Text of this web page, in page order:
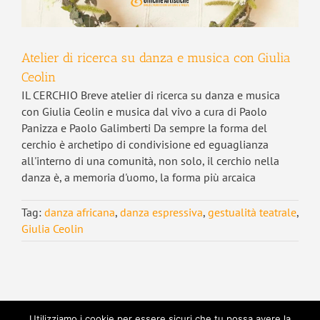
Atelier di ricerca su danza e musica con Giulia
Ceolin
IL CERCHIO Breve atelier di ricerca su danza e musica
con Giulia Ceolin e musica dal vivo a cura di Paolo
Panizza e Paolo Galimberti Da sempre la forma del
cerchio è archetipo di condivisione ed eguaglianza
all'interno di una comunità, non solo, il cerchio nella
danza è, a memoria d'uomo, la forma più arcaica
Tag: danza africana, danza espressiva, gestualità teatrale,
Giulia Ceolin